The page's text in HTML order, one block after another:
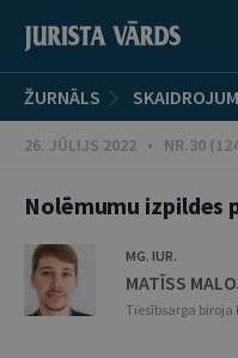
ŽURNĀLS
26. JŪLIJS 2022 • NR.30
Nolēmumu
MG. IUR.
MATĪSS
Tiesībsarga